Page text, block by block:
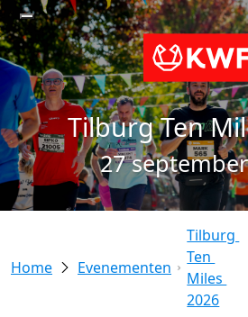
Tilburg Ten
27
Evenementen
Tilburg
Ten
Miles
2026